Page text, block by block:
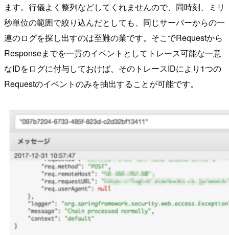
ます。行儀よく整列などしてくれませんので、同時刻、ミリ
秒単位の範囲で絞り込んだとしても、同じサーバーからの一
連のログを探し出すのは至難の業です。そこでRequestから
Responseまでを一貫のイベントとしてトレース可能な一意
なIDをログに付与しておけば、そのトレースIDにより1つの
Requestのイベントのみを抽出することが可能です。